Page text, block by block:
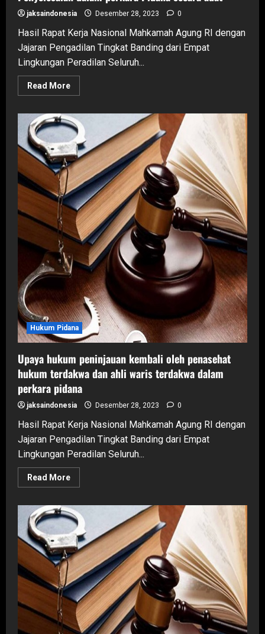
jaksaindonesia Desember 28, 2023 0
Hasil Rapat Kerja Nasional Mahkamah Agung RI dengan
Jajaran Pengadilan Tingkat Banding dari Empat
Lingkungan Peradilan Seluruh...
Read MoreRead
more
dalam
perkara
Pidana
secara
adat
Hukum Pidana
Upaya hukum peninjauan kembali oleh penasehat
hukum terdakwa dan ahli waris terdakwa dalam
perkara pidana
jaksaindonesia Desember 28, 2023 0
Hasil Rapat Kerja Nasional Mahkamah Agung RI dengan
Jajaran Pengadilan Tingkat Banding dari Empat
Lingkungan Peradilan Seluruh...
Read MoreRead
more
hukum
peninjauan
kembali
oleh
penasehat
hukum
terdakwa
dan
ahli
waris
terdakwa
dalam
perkara
pidana